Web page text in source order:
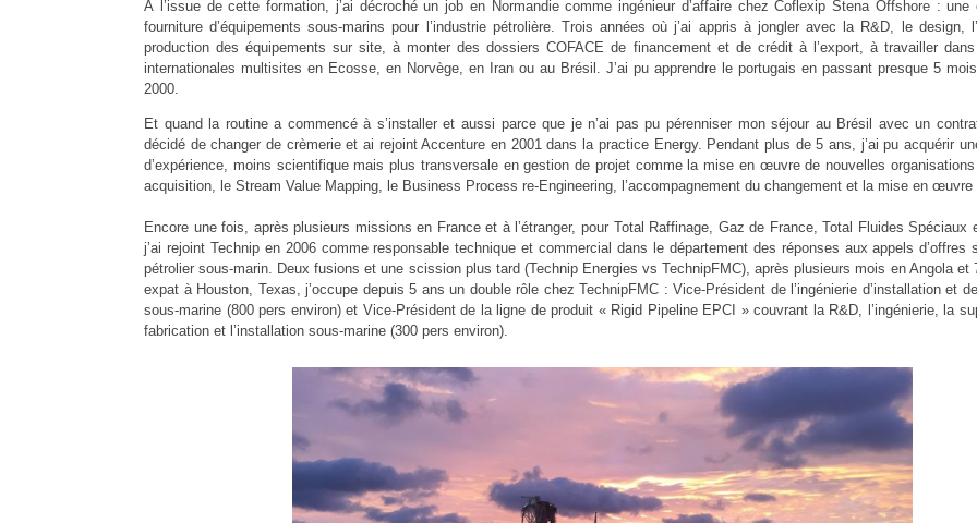
À l’issue de cette formation, j’ai décroché un job en Normandie comme ingénieur d’affaire chez Coflexip Stena Offshore : une
fourniture d’équipements sous-marins pour l’industrie pétrolière. Trois années où j’ai appris à jongler avec la R&D, le design,
production des équipements sur site, à monter des dossiers COFACE de financement et de crédit à l’export, à travailler
internationales multisites en Ecosse, en Norvège, en Iran ou au Brésil. J’ai pu apprendre le portugais en passant presque 5
2000.
Et quand la routine a commencé à s’installer et aussi parce que je n’ai pas pu pérenniser mon séjour au Brésil avec un contrat
décidé de changer de crèmerie et ai rejoint Accenture en 2001 dans la practice Energy. Pendant plus de 5 ans, j’ai pu acquérir
d’expérience, moins scientifique mais plus transversale en gestion de projet comme la mise en œuvre de nouvelles
acquisition, le Stream Value Mapping, le Business Process re-Engineering, l’accompagnement du changement et la mise en œuvre
Encore une fois, après plusieurs missions en France et à l’étranger, pour Total Raffinage, Gaz de France, Total Fluides Spéciaux
j’ai rejoint Technip en 2006 comme responsable technique et commercial dans le département des réponses aux appels d’offres
pétrolier sous-marin. Deux fusions et une scission plus tard (Technip Energies vs TechnipFMC), après plusieurs mois en Angola et
expat à Houston, Texas, j’occupe depuis 5 ans un double rôle chez TechnipFMC : Vice-Président de l’ingénierie d’installation et
sous-marine (800 pers environ) et Vice-Président de la ligne de produit « Rigid Pipeline EPCI » couvrant la R&D, l’ingénierie, la
fabrication et l’installation sous-marine (300 pers environ).